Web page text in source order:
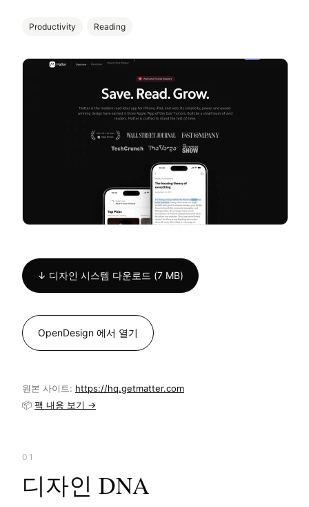
Productivity Reading
↓ 디자인 시스템 다운로드 (7 MB)
OpenDesign 에서 열기
원본 사이트: https://hq.getmatter.com
📦 팩 내용 보기 →
01
디자인 DNA